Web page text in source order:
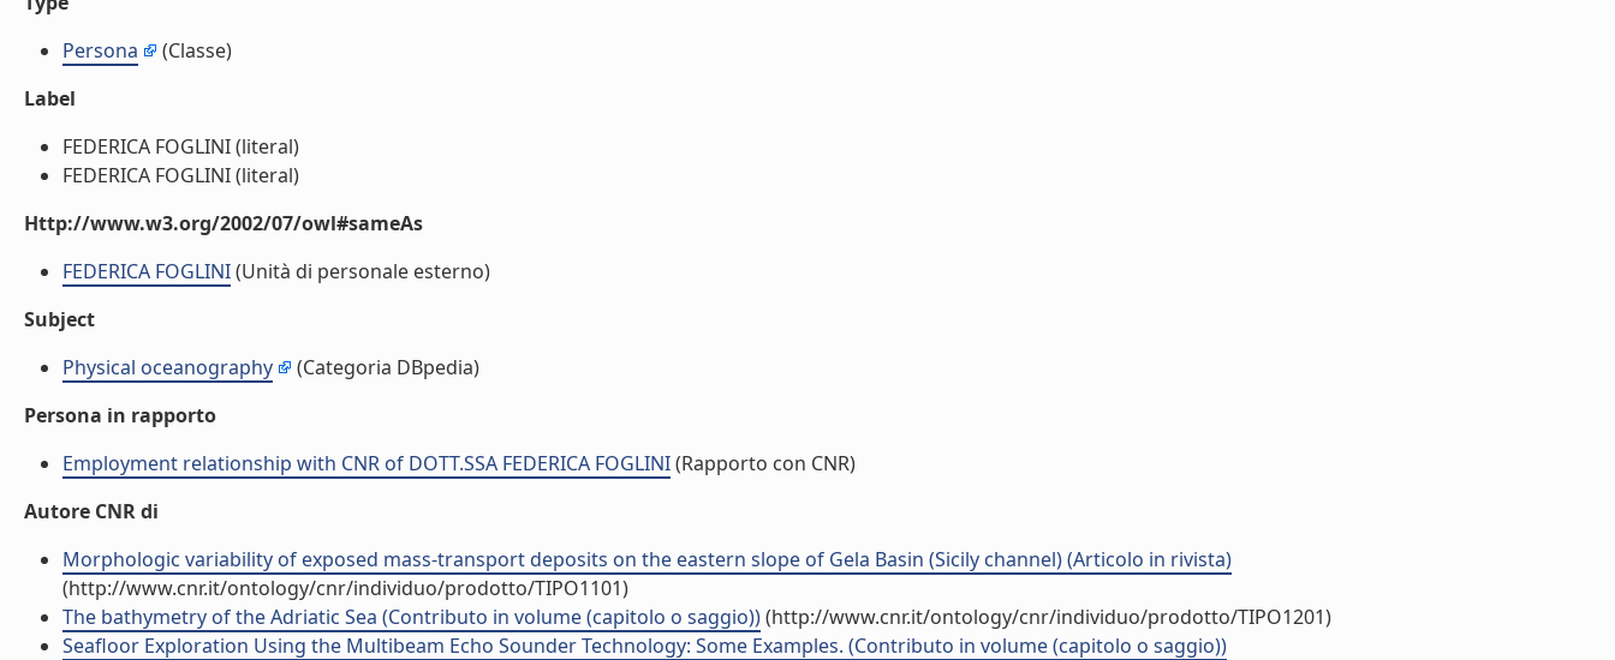
Persona
(Classe)
Label
FEDERICA FOGLINI (literal)
FEDERICA FOGLINI (literal)
Http://www.w3.org/2002/07/owl#sameAs
FEDERICA FOGLINI(Unità di personale esterno)
Subject
Physical oceanography
(Categoria DBpedia)
Persona in rapporto
Employment relationship with CNR of DOTT.SSA FEDERICA FOGLINI(Rapporto con CNR)
Autore CNR di
Morphologic variability of exposed mass-transport deposits on the eastern slope of Gela Basin (Sicily channel) (Articolo in rivista)
(http://www.cnr.it/ontology/cnr/individuo/prodotto/TIPO1101)
The bathymetry of the Adriatic Sea (Contributo in volume (capitolo o saggio))(http://www.cnr.it/ontology/cnr/individuo/prodotto/TIPO1201)
Seafloor Exploration Using the Multibeam Echo Sounder Technology: Some Examples. (Contributo in volume (capitolo o saggio))